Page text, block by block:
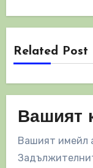
Related Post
Вашият
Вашият имейл